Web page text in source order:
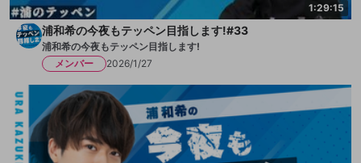
1:29:15
浦和希の今夜もテッペン目指します!#33
浦和希の今夜もテッペン目指します!
メンバー
2026/1/27